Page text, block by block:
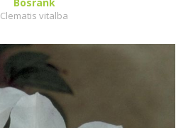
Clematis vitalba